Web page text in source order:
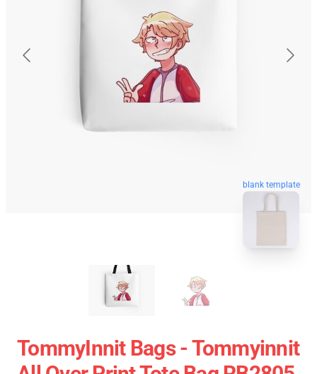
blank template
TommyInnit Bags - Tommyinnit